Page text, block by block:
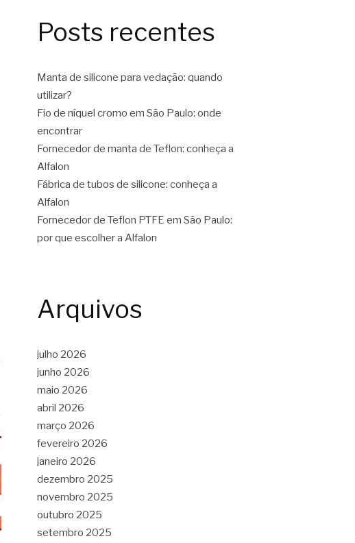
Posts recentes
Manta de silicone para vedação: quando
utilizar?
Fio de níquel cromo em São Paulo: onde
encontrar
Fornecedor de manta de Teflon: conheça a
Alfalon
Fábrica de tubos de silicone: conheça a
Alfalon
Fornecedor de Teflon PTFE em São Paulo:
por que escolher a Alfalon
Arquivos
julho 2026
junho 2026
maio 2026
abril 2026
março 2026
fevereiro 2026
janeiro 2026
dezembro 2025
novembro 2025
outubro 2025
setembro 2025